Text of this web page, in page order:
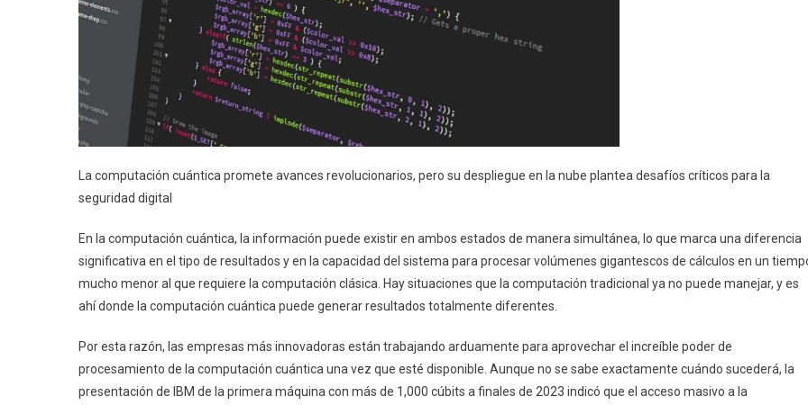
La computación cuántica promete avances revolucionarios, pero su despliegue en la nube plantea desafíos críticos para la
seguridad digital
En la computación cuántica, la información puede existir en ambos estados de manera simultánea, lo que marca una diferencia
significativa en el tipo de resultados y en la capacidad del sistema para procesar volúmenes gigantescos de cálculos en un
mucho menor al que requiere la computación clásica. Hay situaciones que la computación tradicional ya no puede manejar, y es
ahí donde la computación cuántica puede generar resultados totalmente diferentes.
Por esta razón, las empresas más innovadoras están trabajando arduamente para aprovechar el increíble poder de
procesamiento de la computación cuántica una vez que esté disponible. Aunque no se sabe exactamente cuándo sucederá, la
presentación de IBM de la primera máquina con más de 1,000 cúbits a finales de 2023 indicó que el acceso masivo a la